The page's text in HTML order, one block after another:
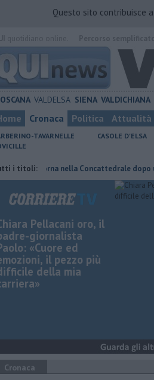
Questo sito contribuisce
VALDELSA SIENA VALDICHIANA
Cronaca Politica Attualità
TAVARNELLE CASOLE D'ELSA
i titoli:
torna nella Concattedrale dopo un
Pellacani oro, il
giornalista
«Cuore ed
il pezzo più
della mia
Cronaca